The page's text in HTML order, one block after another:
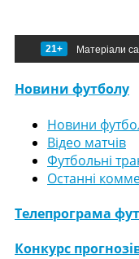
21+ Матеріали
Новини футболу
Новини
Відео матчів
Футбольні
Останні
Телепрограма
Конкурс